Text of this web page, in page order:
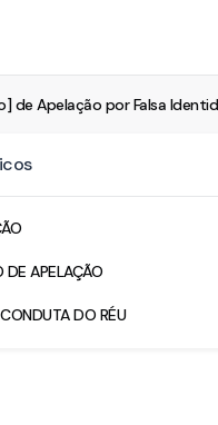
de Apelação por Falsa
DE APELAÇÃO
DO RÉU